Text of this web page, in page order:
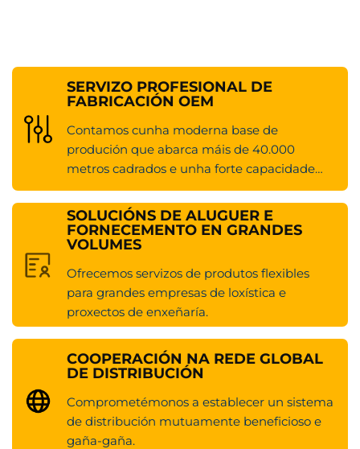
SERVIZO PROFESIONAL DE
FABRICACIÓN OEM
Contamos cunha moderna base de
produción que abarca máis de 40.000
metros cadrados e unha forte capacidade
anual de produción de 10.000 unidades
SOLUCIÓNS DE ALUGUER E
FORNECEMENTO EN GRANDES
VOLUMES
Ofrecemos servizos de produtos flexibles
para grandes empresas de loxística e
proxectos de enxeñaría.
COOPERACIÓN NA REDE GLOBAL
DE DISTRIBUCIÓN
Comprometémonos a establecer un sistema
de distribución mutuamente beneficioso e
gaña-gaña.